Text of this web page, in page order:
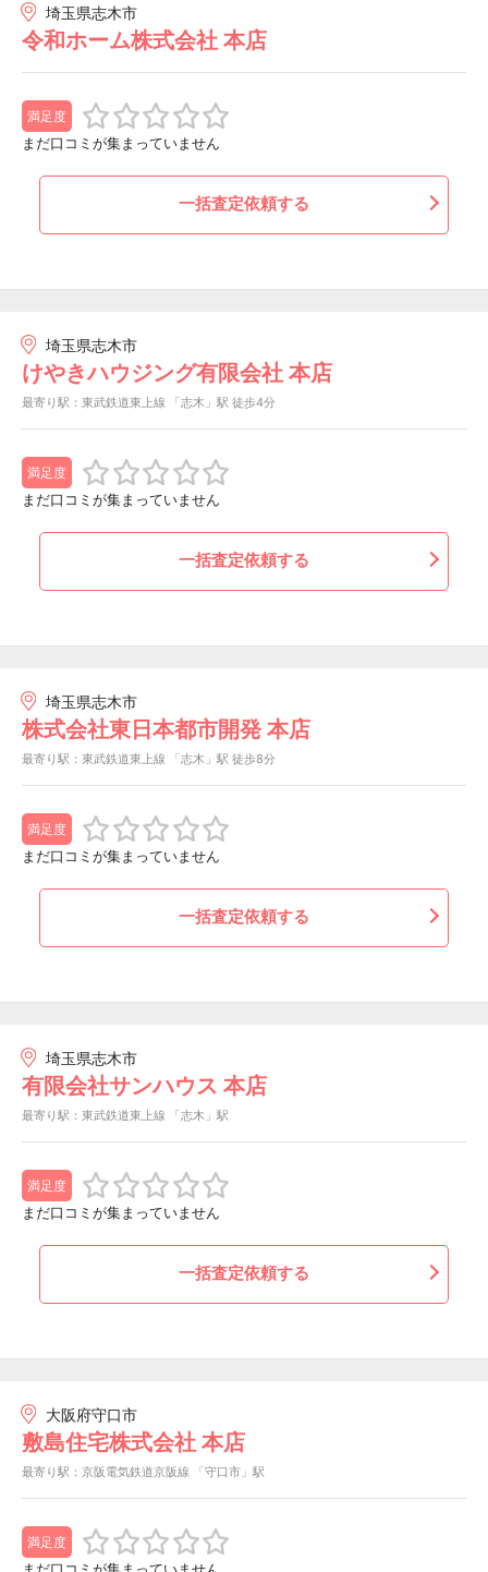
埼玉県志木市
令和ホーム株式会社 本店
満足度
まだ口コミが集まっていません
一括査定依頼する
埼玉県志木市
けやきハウジング有限会社 本店
最寄り駅：東武鉄道東上線 「志木」駅 徒歩4分
満足度
まだ口コミが集まっていません
一括査定依頼する
埼玉県志木市
株式会社東日本都市開発 本店
最寄り駅：東武鉄道東上線 「志木」駅 徒歩8分
満足度
まだ口コミが集まっていません
一括査定依頼する
埼玉県志木市
有限会社サンハウス 本店
最寄り駅：東武鉄道東上線 「志木」駅
満足度
まだ口コミが集まっていません
一括査定依頼する
大阪府守口市
敷島住宅株式会社 本店
最寄り駅：京阪電気鉄道京阪線 「守口市」駅
満足度
まだ口コミが集まっていません